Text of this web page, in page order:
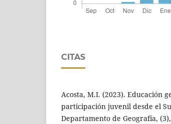
CITAS
Acosta, M.I. (2023). Educación
participación juvenil desde el
Departamento de Geografía,